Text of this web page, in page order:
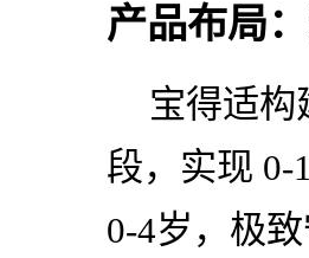
产品布局
宝得适构
段，实现 0-
0-4岁，极